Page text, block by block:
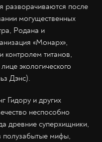
разворачиваются после
могущественных
Родана и
«Монарх»,
титанов,
экологического
Дэнс).
Гидору и других
неспособно
древние суперхищники,
полузабытые мифы,